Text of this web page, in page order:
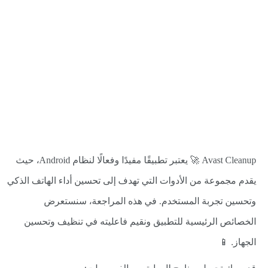
Avast Cleanup 🚀 يعتبر تطبيقًا مفيدًا وفعالًا لنظام Android، حيث
يقدم مجموعة من الأدوات التي تهدف إلى تحسين أداء الهاتف الذكي
وتحسين تجربة المستخدم. في هذه المراجعة، سنستعرض
الخصائص الرئيسية للتطبيق ونقيم فاعليته في تنظيف وتحسين
الجهاز. 📱